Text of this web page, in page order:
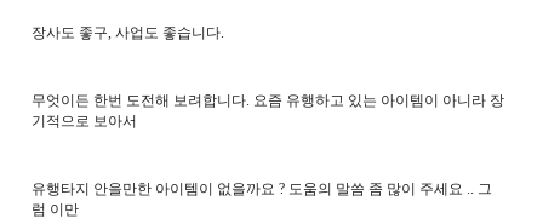
장사도 좋구, 사업도 좋습니다.
무엇이든 한번 도전해 보려합니다. 요즘 유행하고 있는 아이템이 아니라 장
기적으로 보아서
유행타지 안을만한 아이템이 없을까요 ? 도움의 말씀 좀 많이 주세요 .. 그
럼 이만